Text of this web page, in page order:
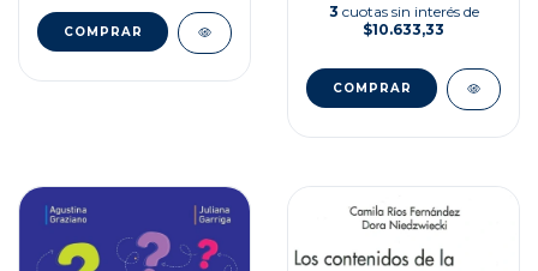
3 cuotas sin interés de
$10.633,33